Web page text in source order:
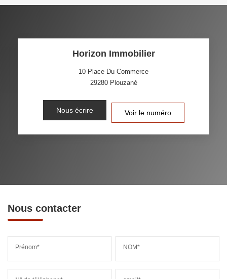
Horizon Immobilier
10 Place Du Commerce
29280 Plouzané
Nous écrire Voir le numéro
Nous contacter
Prénom* NOM*